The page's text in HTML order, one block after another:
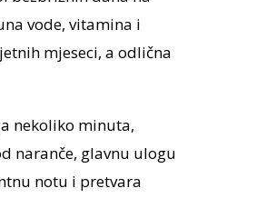
vode, vitamina i
mjeseci, a odlična
nekoliko minuta,
naranče, glavnu ulogu
notu i pretvara